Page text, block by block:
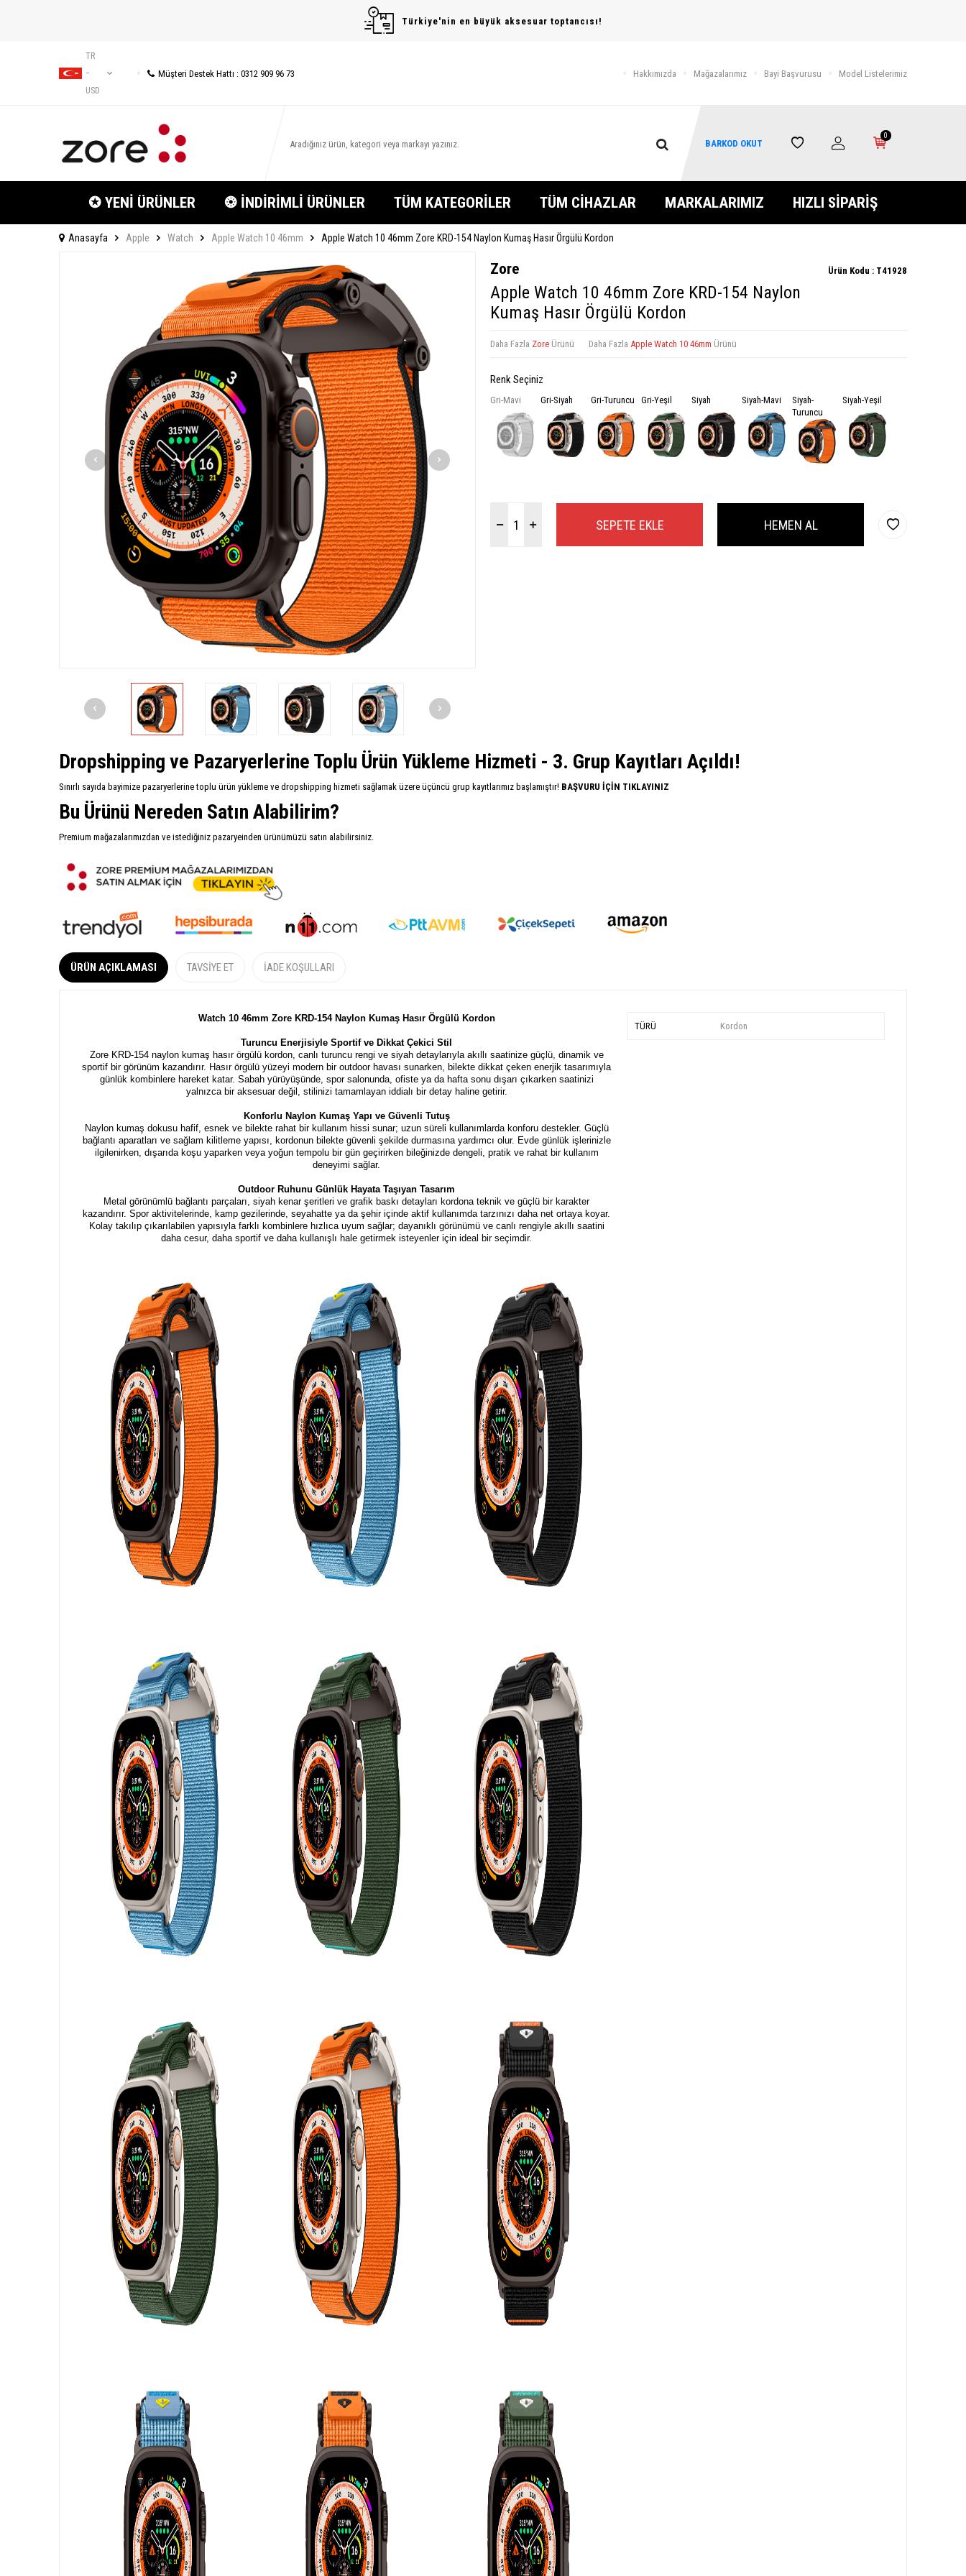
Türkiye'nin en büyük aksesuar toptancısı!
TR
−
USD
Müşteri Destek Hattı : 0312 909 96 73 Hakkımızda Mağazalarımız Bayi Başvurusu Model Listelerimiz
BARKOD OKUT
0
✪ YENİ ÜRÜNLER ❂ İNDİRİMLİ ÜRÜNLER TÜM KATEGORİLER TÜM CİHAZLAR MARKALARIMIZ HIZLI SİPARİŞ
Anasayfa Apple Watch Apple Watch 10 46mm Apple Watch 10 46mm Zore KRD-154 Naylon Kumaş Hasır Örgülü Kordon
Zore Ürün Kodu : T41928
Apple Watch 10 46mm Zore KRD-154 Naylon
Kumaş Hasır Örgülü Kordon
Daha Fazla Zore Ürünü Daha Fazla Apple Watch 10 46mm Ürünü
Renk Seçiniz
Gri-Mavi Gri-Siyah Gri-Turuncu Gri-Yeşil Siyah Siyah-Mavi
Siyah-
Turuncu
Siyah-Yeşil
SEPETE EKLE HEMEN AL
Dropshipping ve Pazaryerlerine Toplu Ürün Yükleme Hizmeti - 3. Grup Kayıtları Açıldı!
Sınırlı sayıda bayimize pazaryerlerine toplu ürün yükleme ve dropshipping hizmeti sağlamak üzere üçüncü grup kayıtlarımız başlamıştır! BAŞVURU İÇİN TIKLAYINIZ
Bu Ürünü Nereden Satın Alabilirim?
Premium mağazalarımızdan ve istediğiniz pazaryeinden ürünümüzü satın alabilirsiniz.
ÜRÜN AÇIKLAMASI TAVSIYE ET İADE KOŞULLARI
Watch 10 46mm Zore KRD-154 Naylon Kumaş Hasır Örgülü Kordon
Turuncu Enerjisiyle Sportif ve Dikkat Çekici Stil
Zore KRD-154 naylon kumaş hasır örgülü kordon, canlı turuncu rengi ve siyah detaylarıyla akıllı saatinize güçlü, dinamik ve
sportif bir görünüm kazandırır. Hasır örgülü yüzeyi modern bir outdoor havası sunarken, bilekte dikkat çeken enerjik tasarımıyla
günlük kombinlere hareket katar. Sabah yürüyüşünde, spor salonunda, ofiste ya da hafta sonu dışarı çıkarken saatinizi
yalnızca bir aksesuar değil, stilinizi tamamlayan iddialı bir detay haline getirir.
Konforlu Naylon Kumaş Yapı ve Güvenli Tutuş
Naylon kumaş dokusu hafif, esnek ve bilekte rahat bir kullanım hissi sunar; uzun süreli kullanımlarda konforu destekler. Güçlü
bağlantı aparatları ve sağlam kilitleme yapısı, kordonun bilekte güvenli şekilde durmasına yardımcı olur. Evde günlük işlerinizle
ilgilenirken, dışarıda koşu yaparken veya yoğun tempolu bir gün geçirirken bileğinizde dengeli, pratik ve rahat bir kullanım
deneyimi sağlar.
Outdoor Ruhunu Günlük Hayata Taşıyan Tasarım
Metal görünümlü bağlantı parçaları, siyah kenar şeritleri ve grafik baskı detayları kordona teknik ve güçlü bir karakter
kazandırır. Spor aktivitelerinde, kamp gezilerinde, seyahatte ya da şehir içinde aktif kullanımda tarzınızı daha net ortaya koyar.
Kolay takılıp çıkarılabilen yapısıyla farklı kombinlere hızlıca uyum sağlar; dayanıklı görünümü ve canlı rengiyle akıllı saatini
daha cesur, daha sportif ve daha kullanışlı hale getirmek isteyenler için ideal bir seçimdir.
TÜRÜ Kordon